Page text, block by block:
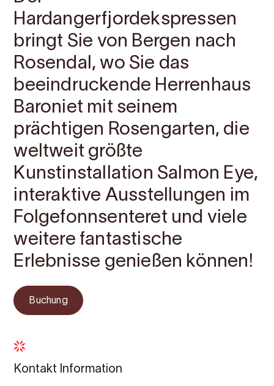
Hardangerfjordekspressen
bringt Sie von Bergen nach
Rosendal, wo Sie das
beeindruckende Herrenhaus
Baroniet mit seinem
prächtigen Rosengarten, die
weltweit größte
Kunstinstallation Salmon Eye,
interaktive Ausstellungen im
Folgefonnsenteret und viele
weitere fantastische
Erlebnisse genießen können!
Buchung
Kontakt Information